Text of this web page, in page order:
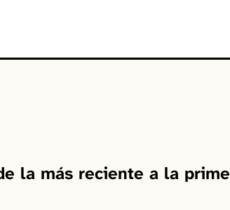
la más reciente a la